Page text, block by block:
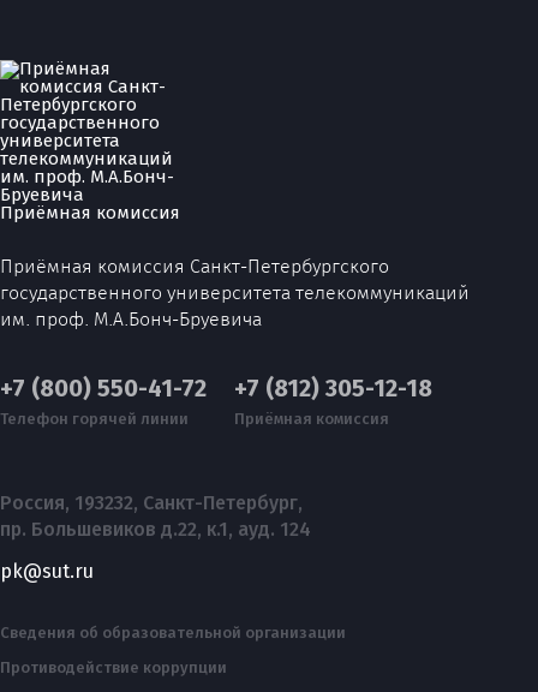
Приёмная комиссия
Приёмная комиссия Санкт-Петербургского
государственного университета телекоммуникаций
им. проф. М.А.Бонч-Бруевича
+7 (800) 550-41-72
Телефон горячей линии
+7 (812) 305-12-18
Приёмная комиссия
Россия, 193232, Санкт-Петербург,
пр. Большевиков д.22, к.1, ауд. 124
pk@sut.ru
Сведения об образовательной организации
Противодействие коррупции